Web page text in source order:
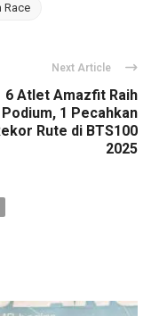
Race
Next Article
6 Atlet Amazfit Raih
Podium, 1 Pecahkan
Rute di BTS100
2025